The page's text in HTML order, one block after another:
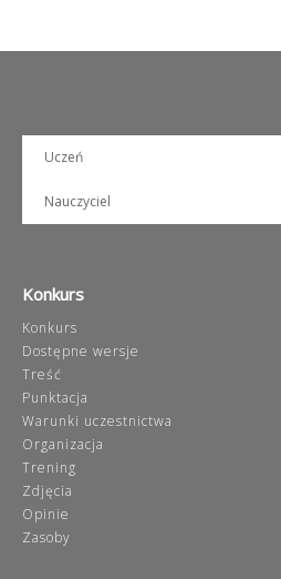
Uczeń
Nauczyciel
Konkurs
Konkurs
Dostępne wersje
Treść
Punktacja
Warunki uczestnictwa
Organizacja
Trening
Zdjęcia
Opinie
Zasoby